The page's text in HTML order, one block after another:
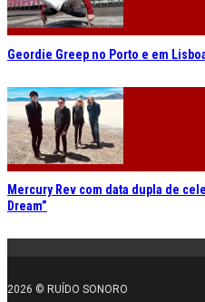
Geordie Greep no Porto e em
Mercury Rev com data dupla de
Dream”
2026 © RUÍDO SONORO